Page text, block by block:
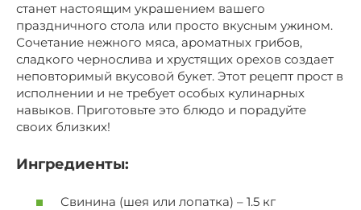
станет настоящим украшением вашего
праздничного стола или просто вкусным ужином.
Сочетание нежного мяса, ароматных грибов,
сладкого чернослива и хрустящих орехов создает
неповторимый вкусовой букет. Этот рецепт прост в
исполнении и не требует особых кулинарных
навыков. Приготовьте это блюдо и порадуйте
своих близких!
Ингредиенты:
Свинина (шея или лопатка) – 1.5 кг